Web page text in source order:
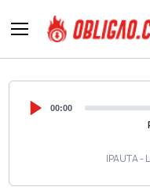
00:00
IPAUTA -